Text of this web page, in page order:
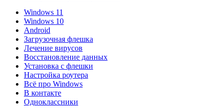
Windows 11
Windows 10
Android
Загрузочная флешка
Лечение вирусов
Восстановление данных
Установка с флешки
Настройка роутера
Всё про Windows
В контакте
Одноклассники